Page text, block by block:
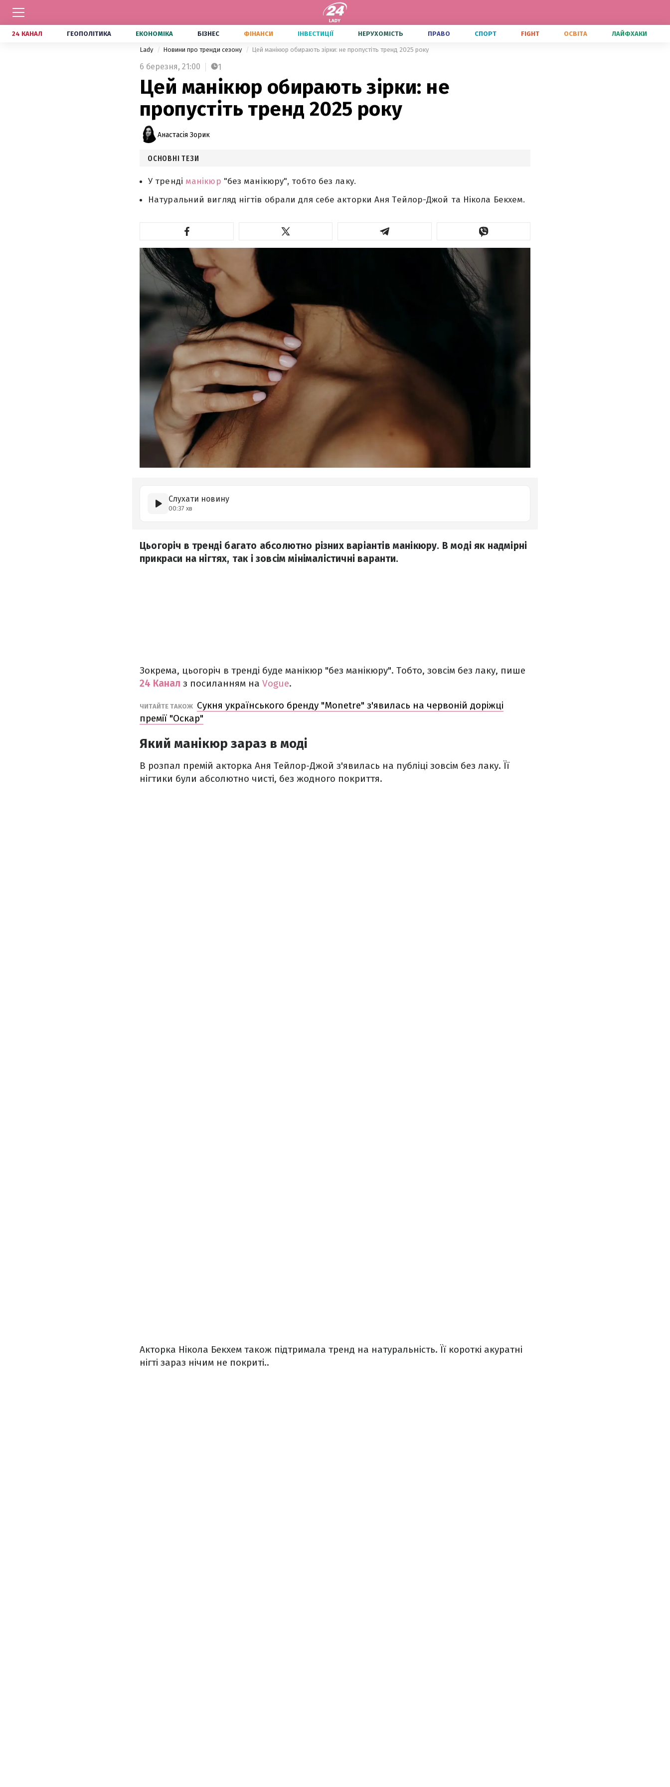
24 КАНАЛ ГЕОПОЛІТИКА ЕКОНОМІКА БІЗНЕС ФІНАНСИ ІНВЕСТИЦІЇ НЕРУХОМІСТЬ ПРАВО СПОРТ FIGHT ОСВІТА ЛАЙФХАКИ
Lady Новини про тренди сезону Цей манікюр обирають зірки: не пропустіть тренд 2025 року
6 березня, 21:00 1
Цей манікюр обирають зірки: не
пропустіть тренд 2025 року
Анастасія Зорик
ОСНОВНІ ТЕЗИ
У тренді манікюр "без манікюру", тобто без лаку.
Натуральний вигляд нігтів обрали для себе акторки Аня Тейлор-Джой та Нікола Бекхем.
Слухати новину
00:37 хв
Цьогоріч в тренді багато абсолютно різних варіантів манікюру. В моді як надмірні
прикраси на нігтях, так і зовсім мінімалістичні варанти.
Зокрема, цьогоріч в тренді буде манікюр "без манікюру". Тобто, зовсім без лаку, пише
24 Канал з посиланням на Vogue.
ЧИТАЙТЕ ТАКОЖ Сукня українського бренду "Monetre" з'явилась на червоній доріжці
премії "Оскар"
Який манікюр зараз в моді
В розпал премій акторка Аня Тейлор-Джой з'явилась на публіці зовсім без лаку. Її
нігтики були абсолютно чисті, без жодного покриття.
Акторка Нікола Бекхем також підтримала тренд на натуральність. Її короткі акуратні
нігті зараз нічим не покриті..